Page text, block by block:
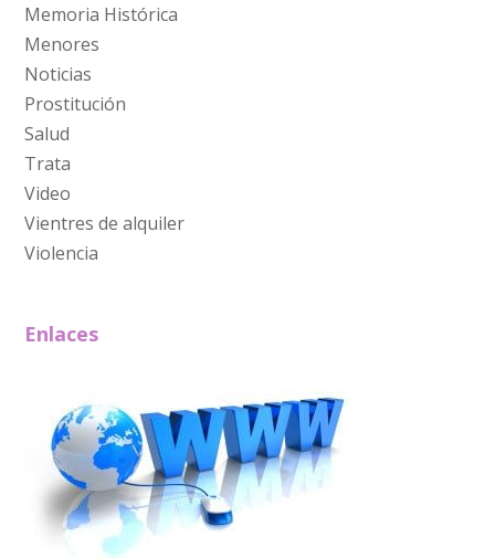
Memoria Histórica
Menores
Noticias
Prostitución
Salud
Trata
Video
Vientres de alquiler
Violencia
Enlaces